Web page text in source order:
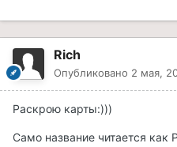
Rich
Опубликовано 2 мая,
Раскрою карты:)))
Само название читается как